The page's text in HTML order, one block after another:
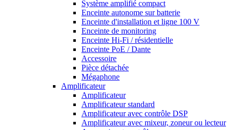
Système amplifié compact
Enceinte autonome sur batterie
Enceinte d'installation et ligne 100 V
Enceinte de monitoring
Enceinte Hi-Fi / résidentielle
Enceinte PoE / Dante
Accessoire
Pièce détachée
Mégaphone
Amplificateur
Amplificateur
Amplificateur standard
Amplificateur avec contrôle DSP
Amplificateur avec mixeur, zoneur ou lecteur